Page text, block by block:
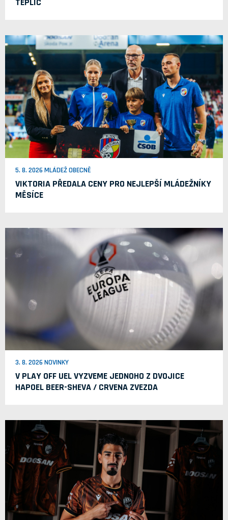
5. 8. 2026 MLÁDEŽ OBECNĚ
VIKTORIA PŘEDALA CENY PRO NEJLEPŠÍ MLÁDEŽNÍKY
MĚSÍCE
3. 8. 2026 NOVINKY
V PLAY OFF UEL VYZVEME JEDNOHO Z DVOJICE
HAPOEL BEER-SHEVA / CRVENA ZVEZDA